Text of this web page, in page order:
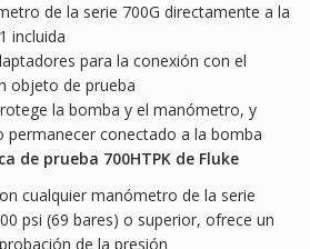
de la serie 700G directamente a la
incluida
para la conexión con el
objeto de prueba
la bomba y el manómetro, y
permanecer conectado a la bomba
de prueba 700HTPK de Fluke
cualquier manómetro de la serie
psi (69 bares) o superior, ofrece un
de la presión